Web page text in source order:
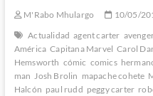
M'Rabo Mhulargo 10/05/
Actualidad agent carter
América Capitana Marvel Carol
Hemsworth cómic comics
man Josh Brolin mapache cohete
Halcón paul rudd peggy carter